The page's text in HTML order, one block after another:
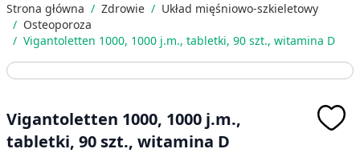
Strona główna / Zdrowie / Układ mięśniowo-szkieletowy
/ Osteoporoza
/ Vigantoletten 1000, 1000 j.m., tabletki, 90 szt., witamina D
Vigantoletten 1000, 1000 j.m.,
tabletki, 90 szt., witamina D